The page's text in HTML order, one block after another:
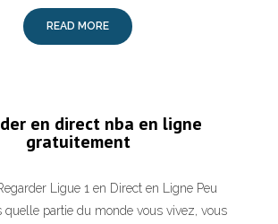
READ MORE
en direct nba en ligne
gratuitement
Ligue 1 en Direct en Ligne Peu
quelle partie du monde vous vivez, vous